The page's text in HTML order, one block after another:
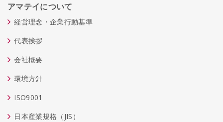
アマテイについて
経営理念・企業行動基準
代表挨拶
会社概要
環境方針
ISO9001
日本産業規格（JIS）